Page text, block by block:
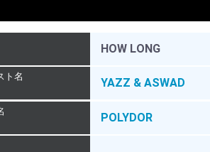
HOW LONG
ト名
YAZZ & ASWAD
POLYDOR